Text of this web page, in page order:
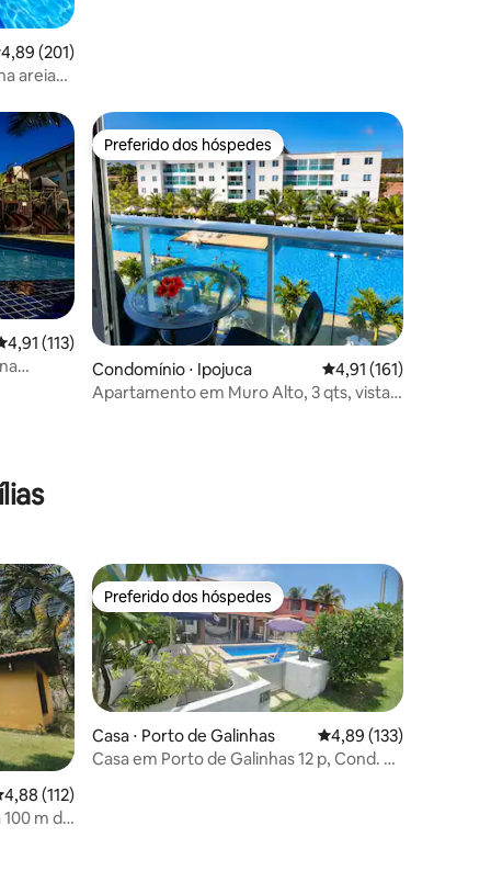
de uma avaliação média de 5, 201 avaliações
4,89 (201)
areia
de uma avaliação média de 5, 113 avaliações
4,91 (113)
Preferido dos hóspedes
Preferido dos hóspedes
Condomínio ⋅ Ipojuca 4,91 de uma avaliação
4,91 (161)
Apartamento em Muro Alto, 3 qts, vista
de uma avaliação média de 5, 112 avaliações
4,88 (112)
m do
Preferido dos hóspedes
Preferido dos hóspedes
Casa ⋅ Porto de Galinhas 4,89 de uma avaliação
4,89 (133)
Casa em Porto de Galinhas 12 p, Cond. P.